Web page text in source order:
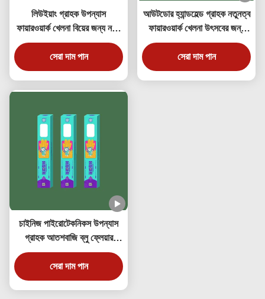
লিউইয়াং গ্রাহক উপন্যাস
ফায়ারওয়ার্ক খেলনা বিয়ের জন্য নতুন
বছরের উদযাপন
সেরা দাম পান
আউটডোর হ্যান্ডহেল্ড গ্রাহক নতুনত্ব
ফায়ারওয়ার্ক খেলনা উৎসবের জন্য
ড্রাগন প্রিন্স
সেরা দাম পান
চাইনিজ পাইরোটেকনিকস উপন্যাস
গ্রাহক আতশবাজি ব্লু ফ্লেয়ার
গোল্ডেন ফোয়ারা প্রভাব
সেরা দাম পান